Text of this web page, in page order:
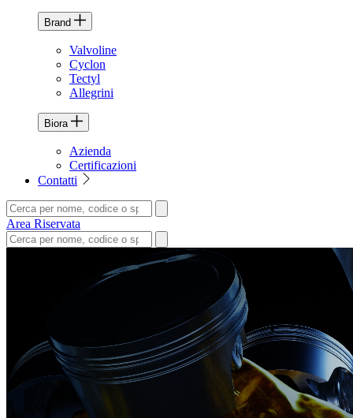
Brand
Valvoline
Cyclon
Tectyl
Allegrini
Biora
Azienda
Certificazioni
Contatti
Area Riservata